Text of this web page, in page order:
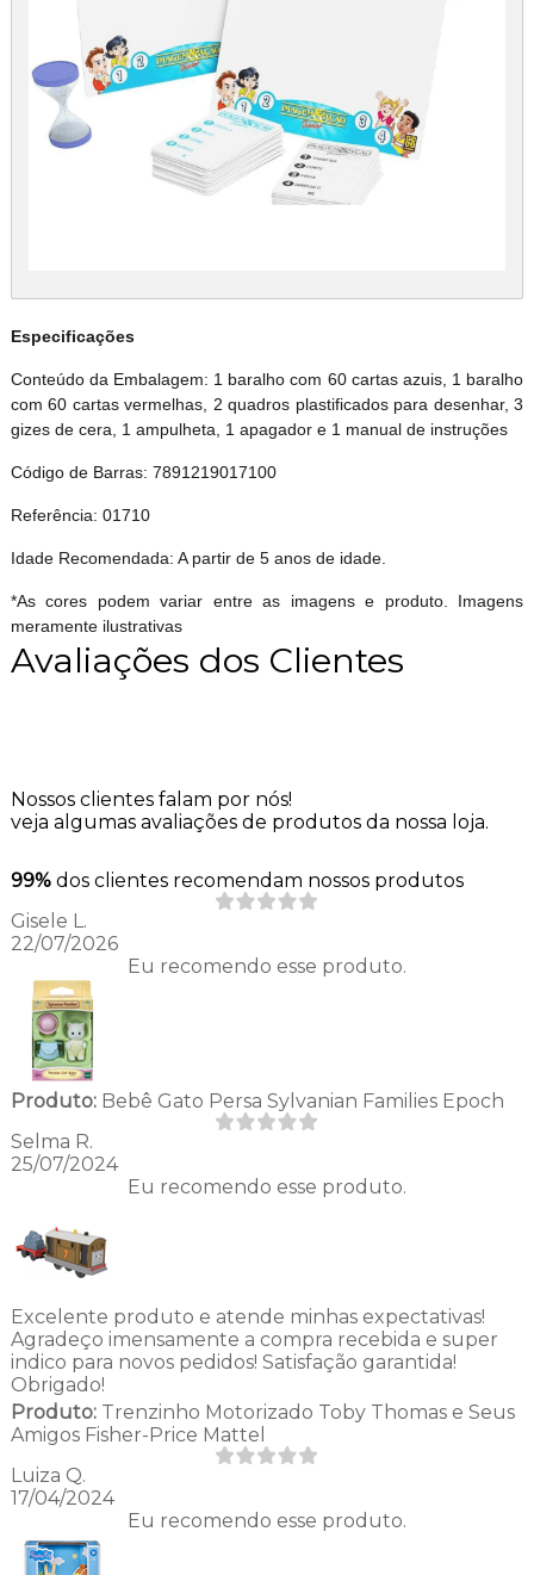
Especificações
Conteúdo da Embalagem: 1 baralho com 60 cartas azuis, 1 baralho
com 60 cartas vermelhas, 2 quadros plastificados para desenhar, 3
gizes de cera, 1 ampulheta, 1 apagador e 1 manual de instruções
Código de Barras: 7891219017100
Referência: 01710
Idade Recomendada: A partir de 5 anos de idade.
*As cores podem variar entre as imagens e produto. Imagens
meramente ilustrativas
Avaliações dos Clientes
Nossos clientes falam por nós!
veja algumas avaliações de produtos da nossa loja.
99% dos clientes recomendam nossos produtos
Gisele L.
22/07/2026
Eu recomendo esse produto.
Produto:Bebê Gato Persa Sylvanian Families Epoch
Selma R.
25/07/2024
Eu recomendo esse produto.
Excelente produto e atende minhas expectativas!
Agradeço imensamente a compra recebida e super
indico para novos pedidos! Satisfação garantida!
Obrigado!
Produto:Trenzinho Motorizado Toby Thomas e Seus
Amigos Fisher-Price Mattel
Luiza Q.
17/04/2024
Eu recomendo esse produto.